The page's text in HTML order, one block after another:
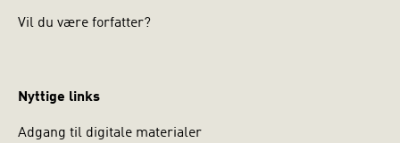
Vil du være forfatter?
Nyttige links
Adgang til digitale materialer